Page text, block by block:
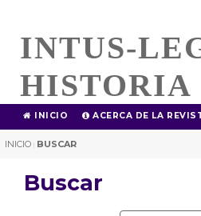
INTUS-
HISTORIA
INICIO ACERCA DE LA
INICIO | BUSCAR
Buscar